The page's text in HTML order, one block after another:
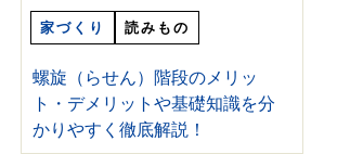
家づくり 読みもの
螺旋（らせん）階段のメリッ
ト・デメリットや基礎知識を分
かりやすく徹底解説！